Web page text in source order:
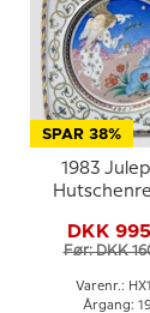
SPAR 38%
1983
DKK
Før: DKK
Varenr.:
Årgang: